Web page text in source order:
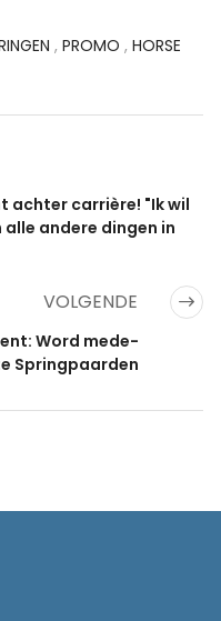
, PROMO , HORSE
achter carrière! "Ik wil
andere dingen in
VOLGENDE
Word mede-
Springpaarden